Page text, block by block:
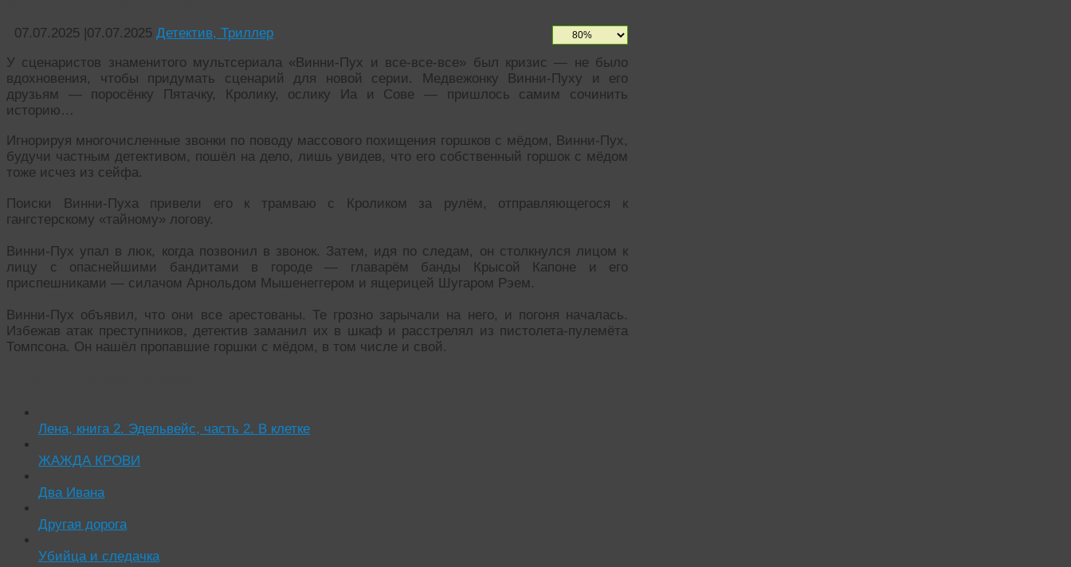
07.07.2025 |07.07.2025 Детектив, Триллер
У сценаристов знаменитого мультсериала «Винни-Пух и все-все-все» был кризис — не было
вдохновения, чтобы придумать сценарий для новой серии. Медвежонку Винни-Пуху и его
друзьям — поросёнку Пятачку, Кролику, ослику Иа и Сове — пришлось самим сочинить
историю…
Игнорируя многочисленные звонки по поводу массового похищения горшков с мёдом, Винни-Пух,
будучи частным детективом, пошёл на дело, лишь увидев, что его собственный горшок с мёдом
тоже исчез из сейфа.
Поиски Винни-Пуха привели его к трамваю с Кроликом за рулём, отправляющегося к
гангстерскому «тайному» логову.
Винни-Пух упал в люк, когда позвонил в звонок. Затем, идя по следам, он столкнулся лицом к
лицу с опаснейшими бандитами в городе — главарём банды Крысой Капоне и его
приспешниками — силачом Арнольдом Мышенеггером и ящерицей Шугаром Рэем.
Винни-Пух объявил, что они все арестованы. Те грозно зарычали на него, и погоня началась.
Избежав атак преступников, детектив заманил их в шкаф и расстрелял из пистолета-пулемёта
Томпсона. Он нашёл пропавшие горшки с мёдом, в том числе и свой.
Лена, книга 2. Эдельвейс, часть 2. В клетке
ЖАЖДА КРОВИ
Два Ивана
Другая дорога
Убийца и следачка